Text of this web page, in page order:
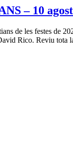
– 10
de les festes de
Rico. Reviu tota